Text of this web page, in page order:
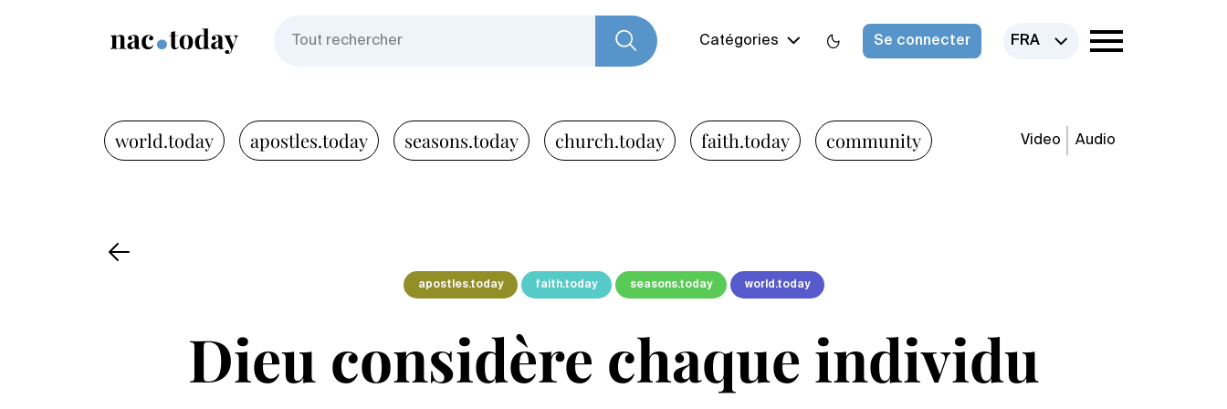
Catégories Se connecter FRA
world.today apostles.today seasons.today church.today faith.today community Video Audio
apostles.today faith.today seasons.today world.today
Dieu considère chaque individu